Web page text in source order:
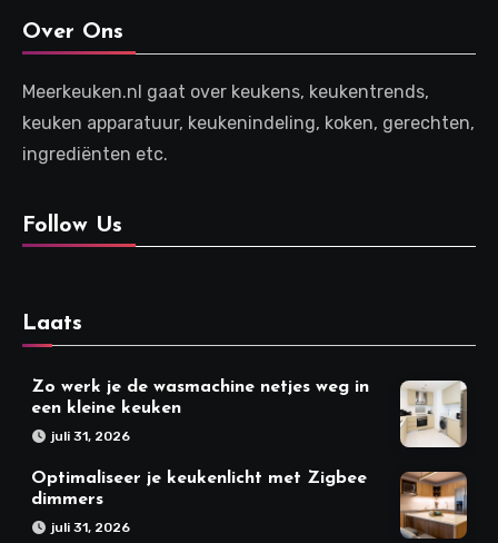
Over Ons
Meerkeuken.nl gaat over keukens, keukentrends,
keuken apparatuur, keukenindeling, koken, gerechten,
ingrediënten etc.
Follow Us
Laats
Zo werk je de wasmachine netjes weg in
een kleine keuken
juli 31, 2026
Optimaliseer je keukenlicht met Zigbee
dimmers
juli 31, 2026